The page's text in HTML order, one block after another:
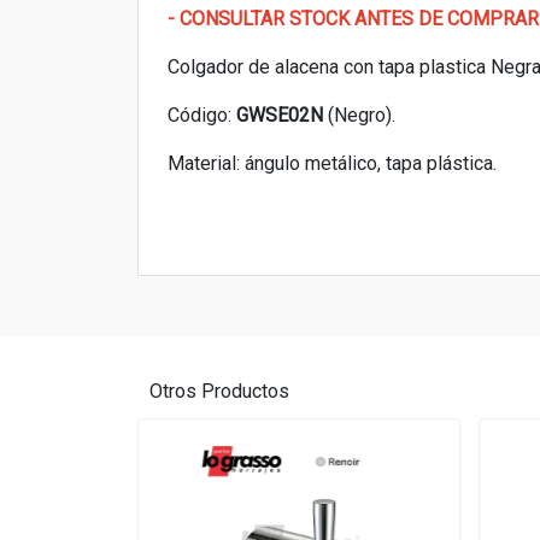
- CONSULTAR STOCK ANTES DE
Colgador de alacena con tapa plastica
Código: GWSE02N (Negro).
Material: ángulo metálico, tapa plástica.
Otros Productos